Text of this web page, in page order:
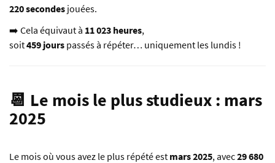
220 secondes jouées.
➡️ Cela équivaut à 11 023 heures,
soit459 jours passés à répéter… uniquement les lundis !
📆 Le mois le plus studieux : mars
2025
Le mois où vous avez le plus répété est mars 2025, avec29 680